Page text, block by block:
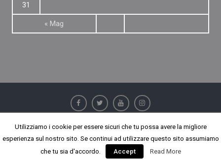
« Mag
31
Copyright © All rights reserved.
Surya Chandra Lite byWEN Themes
Utilizziamo i cookie per essere sicuri che tu possa avere la migliore
esperienza sul nostro sito. Se continui ad utilizzare questo sito assumiamo
che tu sia d'accordo.
Accept Read More